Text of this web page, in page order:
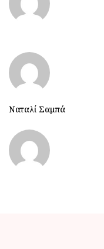
Ναταλί Σαμπά